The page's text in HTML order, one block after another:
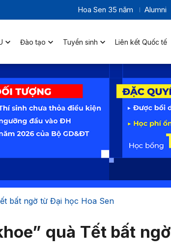
Hoa Sen 35 năm Alumni
Đào tạo Tuyển sinh Liên kết Quốc tế
bất ngờ từ Đại học Hoa Sen
quà Tết bất ngờ